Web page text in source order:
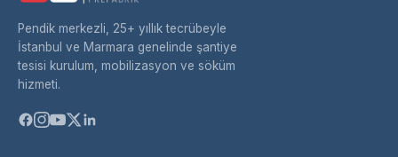
Pendik merkezli, 25+ yıllık tecrübeyle
İstanbul ve Marmara genelinde şantiye
tesisi kurulum, mobilizasyon ve söküm
hizmeti.